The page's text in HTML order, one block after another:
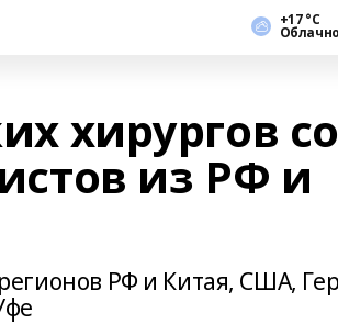
+17 °С
Облачно
хирургов
из РФ и
РФ и Китая, США,